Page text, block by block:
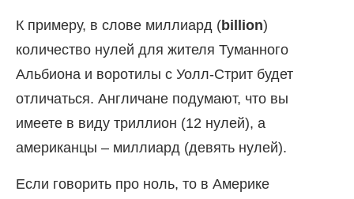
К примеру, в слове миллиард (billion)
количество нулей для жителя Туманного
Альбиона и воротилы с Уолл-Стрит будет
отличаться. Англичане подумают, что вы
имеете в виду триллион (12 нулей), а
американцы – миллиард (девять нулей).
Если говорить про ноль, то в Америке